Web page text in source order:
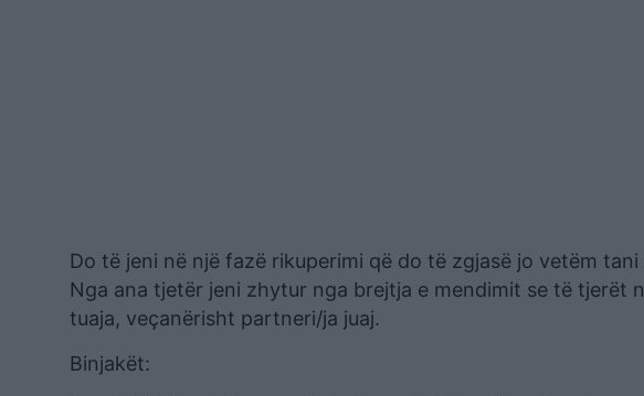
Do të jeni në një fazë rikuperimi që do të zgjasë jo vetëm
Nga ana tjetër jeni zhytur nga brejtja e mendimit se të tjerët
tuaja, veçanërisht partneri/ja juaj.
Binjakët: